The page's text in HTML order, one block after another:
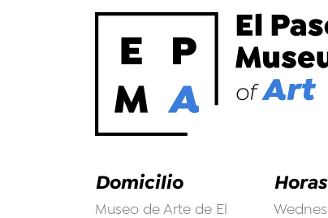
Domicilio
Museo de Arte de El
Horas